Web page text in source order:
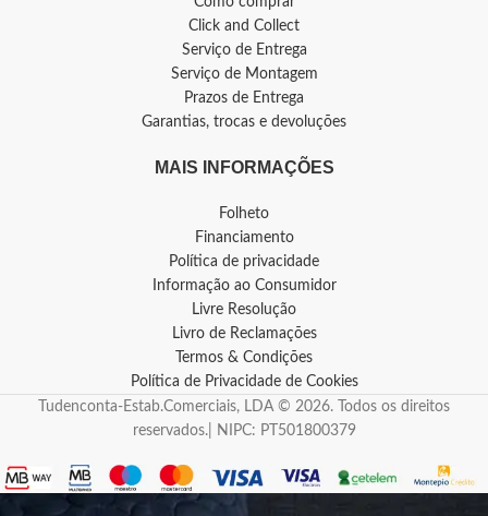
Click and Collect
Serviço de Entrega
Serviço de Montagem
Prazos de Entrega
Garantias, trocas e devoluções
MAIS INFORMAÇÕES
Folheto
Financiamento
Política de privacidade
Informação ao Consumidor
Livre Resolução
Livro de Reclamações
Termos & Condições
Política de Privacidade de Cookies
Tudenconta-Estab.Comerciais, LDA © 2026. Todos os direitos
reservados.| NIPC: PT501800379